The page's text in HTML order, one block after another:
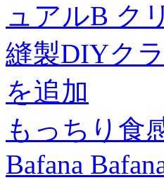
ュアルB ク
縫製DIYク
を追加
もっちり食
Bafana